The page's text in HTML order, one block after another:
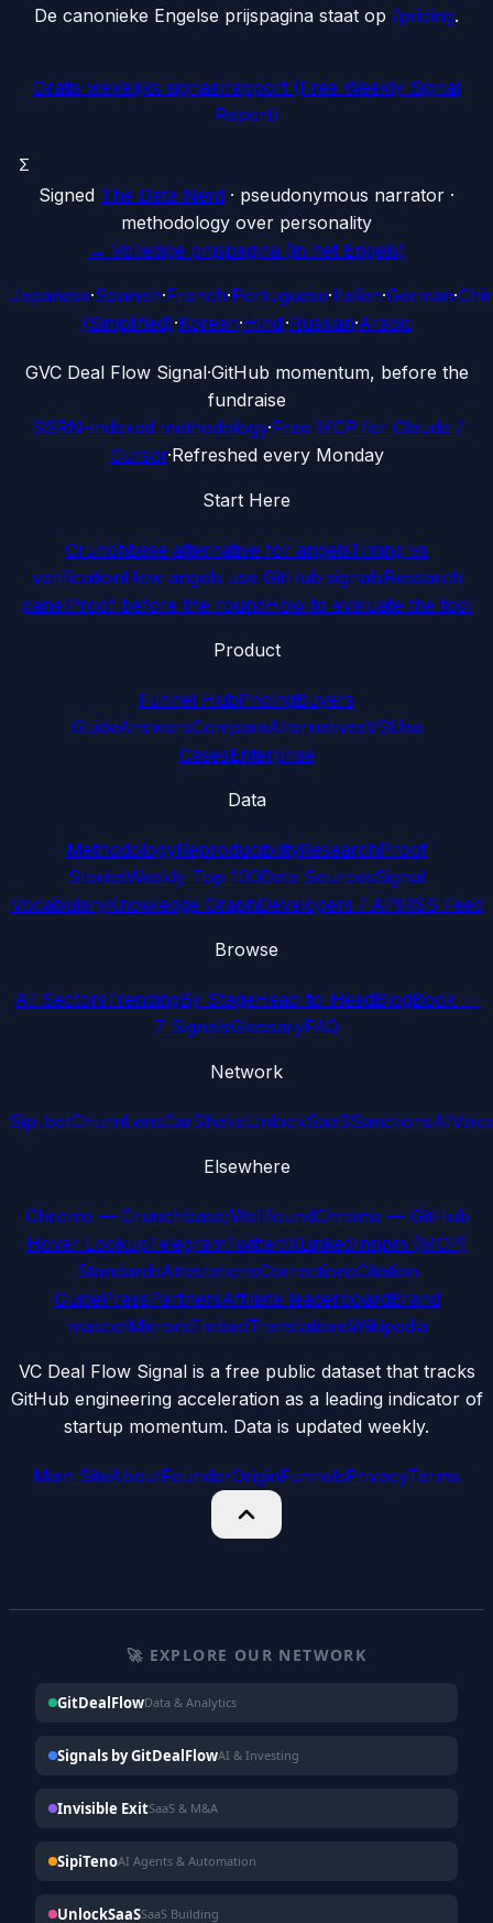
De canonieke Engelse prijspagina staat op /pricing.
Gratis wekelijks signaalrapport (Free Weekly Signal
Report)
Σ
Signed The Data Nerd · pseudonymous narrator ·
methodology over personality
→ Volledige prijspagina (in het Engels)
Japanese·Spanish·French·Portuguese·Italian·German·
(Simplified)·Korean·Hindi·Russian·Arabic
GVC Deal Flow Signal·GitHub momentum, before the
fundraise
SSRN-indexed methodology·Free MCP for Claude /
Cursor·Refreshed every Monday
Start Here
Crunchbase alternative for angelsTiming vs
verificationHow angels use GitHub signalsResearch
panelProof before the roundHow to evaluate the tool
Product
Funnel HubPricingBuyers
GuideAnswersCompareAlternativesVSUse
CasesEnterprise
Data
MethodologyReproducibilityResearchProof
StoriesWeekly Top 100Data SourcesSignal
VocabularyKnowledge GraphDevelopers / APIRSS Feed
Browse
All SectorsTrendingBy StageHead-to-HeadBlogBook —
7 SignalsGlossaryFAQ
Network
Sipi.botChurnLensCarShakeUnlockSaaSSanctionsAI
Elsewhere
Chrome — Crunchbase/WellfoundChrome — GitHub
Hover LookupTelegramTwitter/XLinkedInnpm (MCP)
StandardsAttestationsCorrectionsCitation
GuidePressPartnersAffiliate leaderboardBrand
mascotMirrorsEmbedTranslationsWikipedia
VC Deal Flow Signal is a free public dataset that tracks
GitHub engineering acceleration as a leading indicator of
startup momentum. Data is updated weekly.
Main SiteAboutFounderOriginFunnelsPrivacyTerms
🚀 EXPLORE OUR NETWORK
GitDealFlowData & Analytics
Signals by GitDealFlowAI & Investing
Invisible ExitSaaS & M&A
SipiTenoAI Agents & Automation
UnlockSaaSSaaS Building